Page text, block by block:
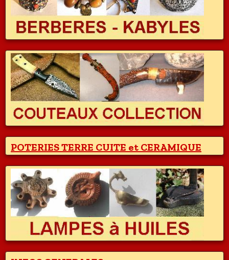
POTERIES TERRE CUITE et CERAMIQUE